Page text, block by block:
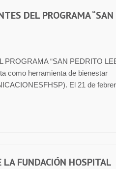
DEL PROGRAMA “SAN
PROGRAMA “SAN PEDRITO
como herramienta de bienestar
El 21 de
LA FUNDACIÓN HOSPITAL